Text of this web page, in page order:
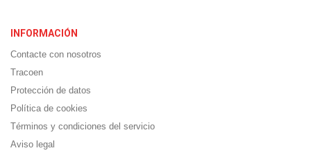
INFORMACIÓN
Contacte con nosotros
Tracoen
Protección de datos
Política de cookies
Términos y condiciones del servicio
Aviso legal